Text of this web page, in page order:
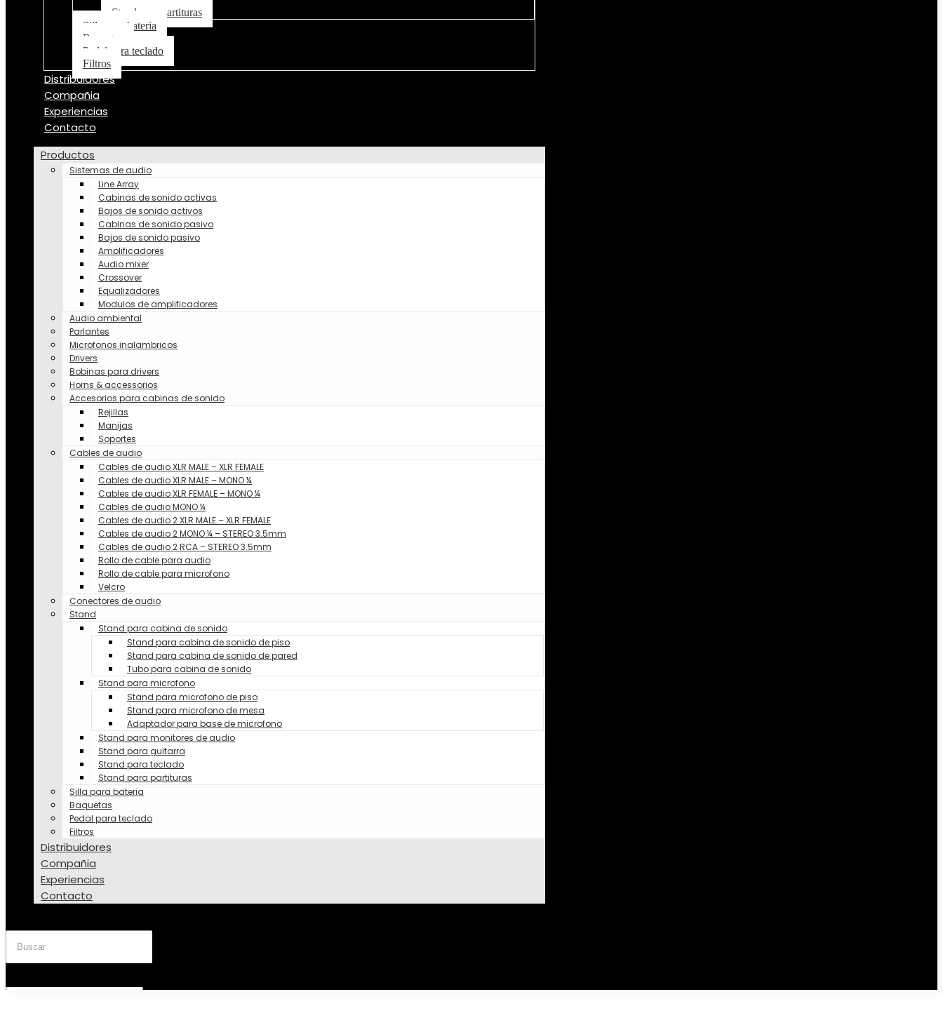
Stand para partituras
Silla para bateria
Baquetas
Pedal para teclado
Filtros
Distribuidores
Compañia
Experiencias
Contacto
Productos
Sistemas de audio
Line Array
Cabinas de sonido activas
Bajos de sonido activos
Cabinas de sonido pasivo
Bajos de sonido pasivo
Amplificadores
Audio mixer
Crossover
Equalizadores
Modulos de amplificadores
Audio ambiental
Parlantes
Microfonos inalambricos
Drivers
Bobinas para drivers
Horns & accessorios
Accesorios para cabinas de sonido
Rejillas
Manijas
Soportes
Cables de audio
Cables de audio XLR MALE – XLR FEMALE
Cables de audio XLR MALE – MONO ¼
Cables de audio XLR FEMALE – MONO ¼
Cables de audio MONO ¼
Cables de audio 2 XLR MALE – XLR FEMALE
Cables de audio 2 MONO ¼ – STEREO 3.5mm
Cables de audio 2 RCA – STEREO 3.5mm
Rollo de cable para audio
Rollo de cable para microfono
Velcro
Conectores de audio
Stand
Stand para cabina de sonido
Stand para cabina de sonido de piso
Stand para cabina de sonido de pared
Tubo para cabina de sonido
Stand para microfono
Stand para microfono de piso
Stand para microfono de mesa
Adaptador para base de microfono
Stand para monitores de audio
Stand para guitarra
Stand para teclado
Stand para partituras
Silla para bateria
Baquetas
Pedal para teclado
Filtros
Distribuidores
Compañia
Experiencias
Contacto